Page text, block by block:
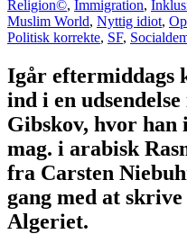
Religion©, Immigration,
Muslim World, Nyttig idiot,
Politisk korrekte, SF,
Igår eftermiddags
ind i en
Gibskov, hvor han
mag. i arabisk
fra Carsten
gang med at
Algeriet.